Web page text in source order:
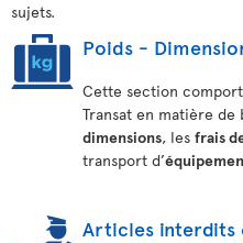
sujets.
Poids -
Cette section
Transat en matière de
dimensions, les frais
transport d’
Articles interdits